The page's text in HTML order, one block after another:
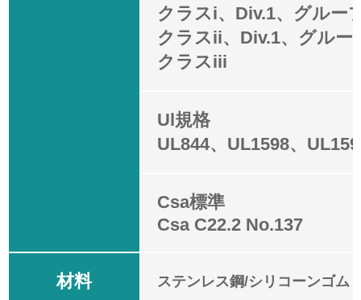
クラスi、Div.1、グルー
クラスii、Div.1、グルー
クラスiii
Ul規格
UL844、UL1598、
Csa標準
Csa C22.2 No.137
材料 ステンレス鋼/シリコーンゴム